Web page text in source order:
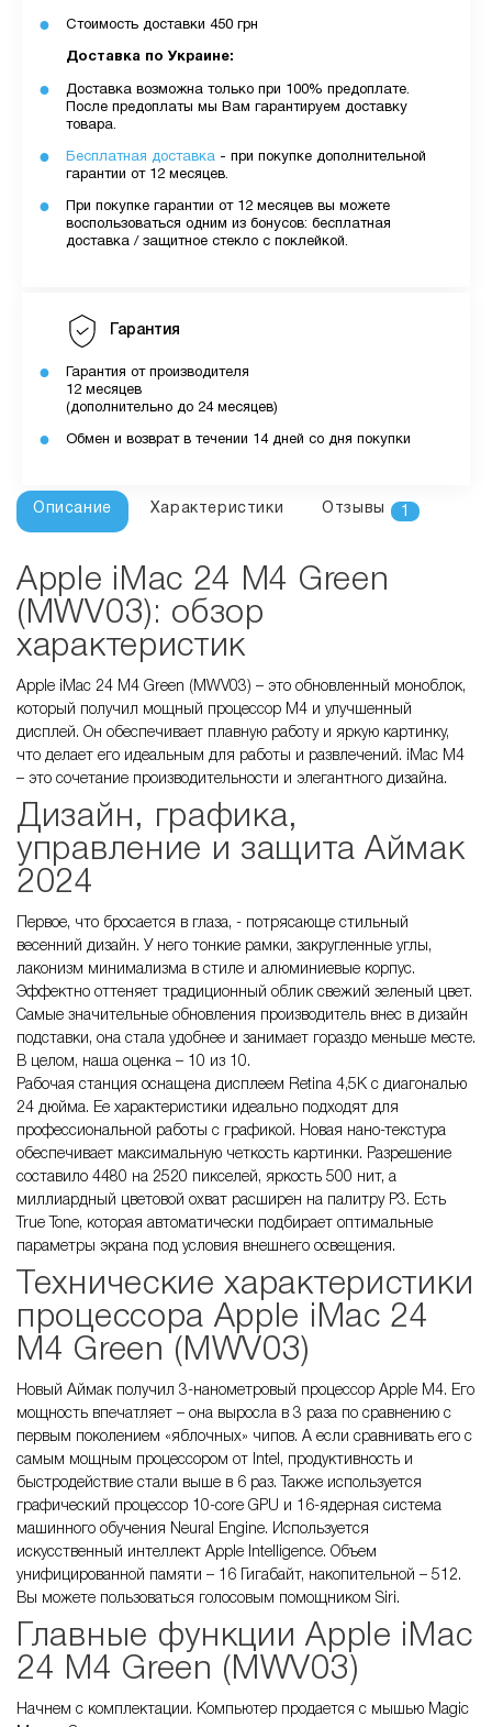
Стоимость доставки 450 грн
Доставка по Украине:
Доставка возможна только при 100% предоплате.
После предоплаты мы Вам гарантируем доставку
товара.
Бесплатная доставка - при покупке дополнительной
гарантии от 12 месяцев.
При покупке гарантии от 12 месяцев вы можете
воспользоваться одним из бонусов: бесплатная
доставка / защитное стекло с поклейкой.
Гарантия
Гарантия от производителя
12 месяцев
(дополнительно до 24 месяцев)
Обмен и возврат в течении 14 дней со дня покупки
Описание Характеристики Отзывы 1
Apple iMac 24 M4 Green
(MWV03): обзор
характеристик
Apple iMac 24 M4 Green (MWV03) – это обновленный моноблок,
который получил мощный процессор M4 и улучшенный
дисплей. Он обеспечивает плавную работу и яркую картинку,
что делает его идеальным для работы и развлечений. iMac M4
– это сочетание производительности и элегантного дизайна.
Дизайн, графика,
управление и защита Аймак
2024
Первое, что бросается в глаза, - потрясающе стильный
весенний дизайн. У него тонкие рамки, закругленные углы,
лаконизм минимализма в стиле и алюминиевые корпус.
Эффектно оттеняет традиционный облик свежий зеленый цвет.
Самые значительные обновления производитель внес в дизайн
подставки, она стала удобнее и занимает гораздо меньше месте.
В целом, наша оценка – 10 из 10.
Рабочая станция оснащена дисплеем Retina 4,5K с диагональю
24 дюйма. Ее характеристики идеально подходят для
профессиональной работы с графикой. Новая нано-текстура
обеспечивает максимальную четкость картинки. Разрешение
составило 4480 на 2520 пикселей, яркость 500 нит, а
миллиардный цветовой охват расширен на палитру Р3. Есть
True Tone, которая автоматически подбирает оптимальные
параметры экрана под условия внешнего освещения.
Технические характеристики
процессора Apple iMac 24
M4 Green (MWV03)
Новый Аймак получил 3-нанометровый процессор Apple M4. Его
мощность впечатляет – она выросла в 3 раза по сравнению с
первым поколением «яблочных» чипов. А если сравнивать его с
самым мощным процессором от Intel, продуктивность и
быстродействие стали выше в 6 раз. Также используется
графический процессор 10-core GPU и 16-ядерная система
машинного обучения Neural Engine. Используется
искусственный интеллект Apple Intelligence. Объем
унифицированной памяти – 16 Гигабайт, накопительной – 512.
Вы можете пользоваться голосовым помощником Siri.
Главные функции Apple iMac
24 M4 Green (MWV03)
Начнем с комплектации. Компьютер продается с мышью Magic